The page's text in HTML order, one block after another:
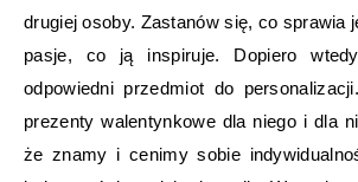
drugiej osoby. Zastanów się, co sprawia
pasje, co ją inspiruje. Dopiero
odpowiedni przedmiot do
prezenty walentynkowe dla niego i dla
że znamy i cenimy sobie